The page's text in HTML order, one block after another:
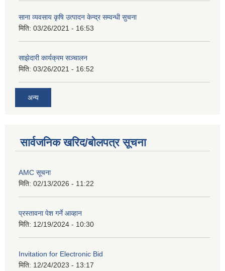
साना व्यवसाय कृषि उत्पादन केन्द्र सम्वन्धी सुचना
मिति: 03/26/2021 - 16:53
साझेदारी कार्यक्रम सञ्चालन
मिति: 03/26/2021 - 16:52
अन्य
सार्वजनिक खरिद/बोलपत्र सूचना
AMC सूचना
मिति: 02/13/2026 - 11:22
प्रस्तावना पेश गर्ने आव्हान
मिति: 12/19/2024 - 10:30
Invitation for Electronic Bid
मिति: 12/24/2023 - 13:17